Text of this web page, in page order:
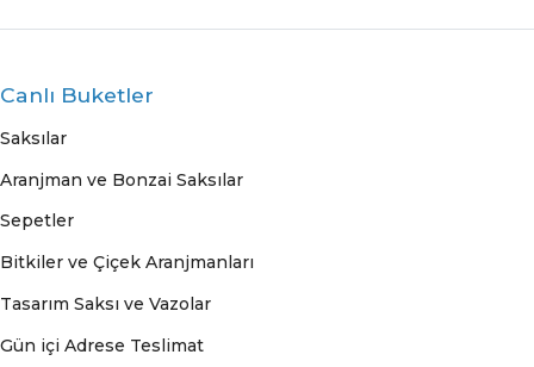
Canlı Buketler
Saksılar
Aranjman ve Bonzai Saksılar
Sepetler
Bitkiler ve Çiçek Aranjmanları
Tasarım Saksı ve Vazolar
Gün içi Adrese Teslimat